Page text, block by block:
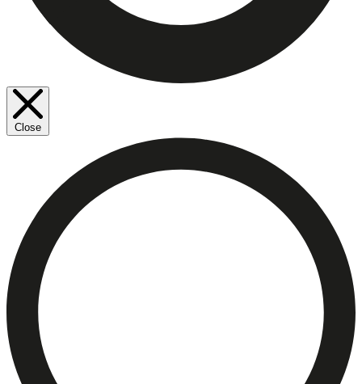
Close